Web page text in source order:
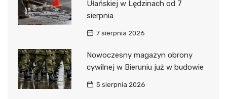
Ułańskiej w Lędzinach od 7
sierpnia
7 sierpnia 2026
Nowoczesny magazyn obrony
cywilnej w Bieruniu już w budowie
5 sierpnia 2026